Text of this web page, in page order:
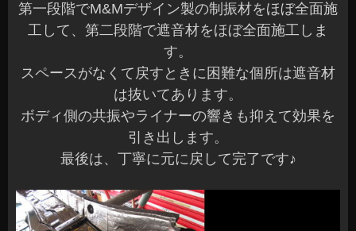
第一段階でM&Mデザイン製の制振材をほぼ全面施
工して、第二段階で遮音材をほぼ全面施工しま
す。
スペースがなくて戻すときに困難な個所は遮音材
は抜いてあります。
ボディ側の共振やライナーの響きも抑えて効果を
引き出します。
最後は、丁寧に元に戻して完了です♪